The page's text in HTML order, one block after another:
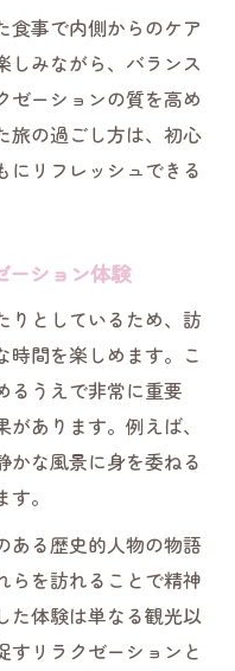
食事で内側からのケア
しみながら、バランス
ゼーションの質を高め
旅の過ごし方は、初心
にリフレッシュできる
ーション体験
りとしているため、訪
時間を楽しめます。こ
るうえで非常に重要
あります。例えば、
かな風景に身を委ねる
。
ある歴史的人物の物語
らを訪れることで精神
た体験は単なる観光以
すリラクゼーションと